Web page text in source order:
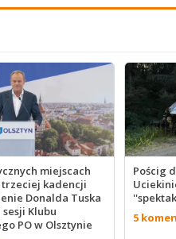
miejscach
kadencji
Donalda Tuska
Klubu
PO w Olsztynie
Pościg
5